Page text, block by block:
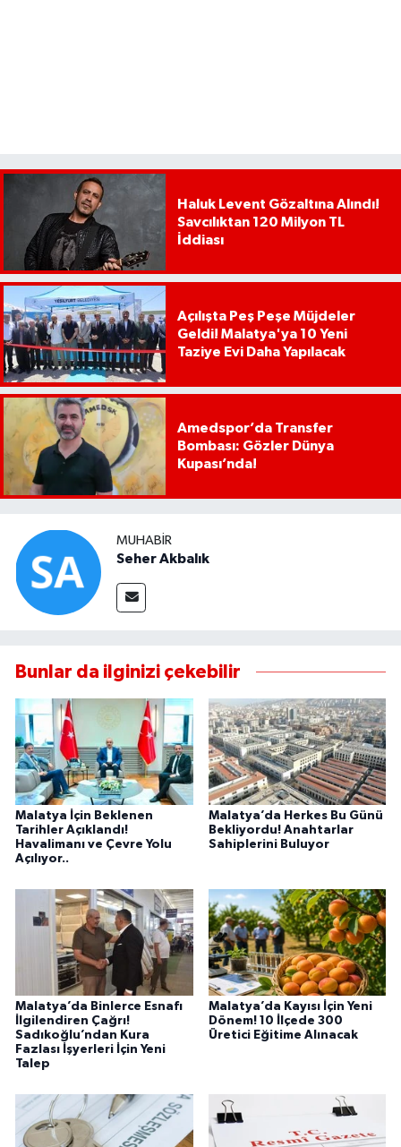
Haluk Levent Gözaltına Alındı!
Savcılıktan 120 Milyon TL
İddiası
Açılışta Peş Peşe Müjdeler
Geldi! Malatya'ya 10 Yeni
Taziye Evi Daha Yapılacak
Amedspor’da Transfer
Bombası: Gözler Dünya
Kupası’nda!
MUHABIR
Seher Akbalık
Bunlar da ilginizi çekebilir
Malatya İçin Beklenen
Tarihler Açıklandı!
Havalimanı ve Çevre Yolu
Açılıyor..
Malatya’da Herkes Bu Günü
Bekliyordu! Anahtarlar
Sahiplerini Buluyor
Malatya’da Binlerce Esnafı
İlgilendiren Çağrı!
Sadıkoğlu’ndan Kura
Fazlası İşyerleri İçin Yeni
Talep
Malatya’da Kayısı İçin Yeni
Dönem! 10 İlçede 300
Üretici Eğitime Alınacak